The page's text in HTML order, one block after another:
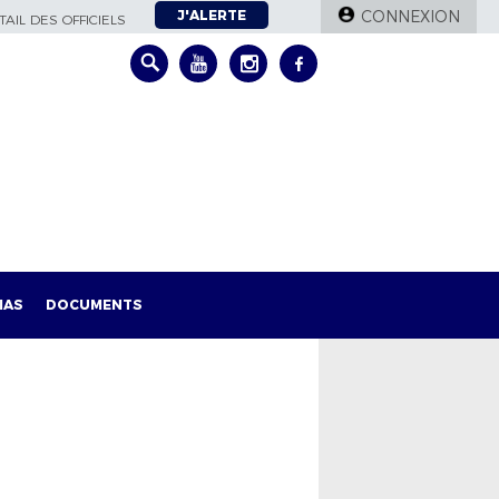
DES OFFICIELS J'ALERTE CONNEXION
DOCUMENTS